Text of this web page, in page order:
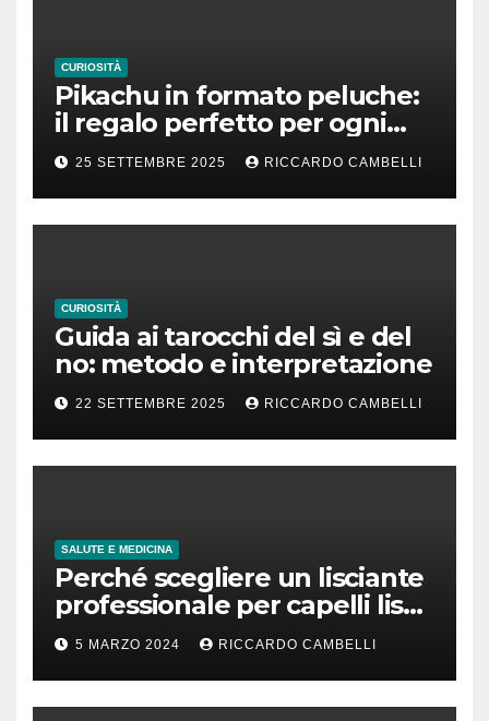
CURIOSITÀ
Pikachu in formato peluche:
il regalo perfetto per ogni
fan dei Pokémon
25 SETTEMBRE 2025 RICCARDO CAMBELLI
CURIOSITÀ
Guida ai tarocchi del sì e del
no: metodo e interpretazione
22 SETTEMBRE 2025 RICCARDO CAMBELLI
SALUTE E MEDICINA
Perché scegliere un lisciante
professionale per capelli lisci
che durano
5 MARZO 2024 RICCARDO CAMBELLI